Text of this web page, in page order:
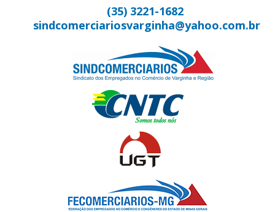
(35) 3221-1682
sindcomerciariosvarginha@yahoo.com.br